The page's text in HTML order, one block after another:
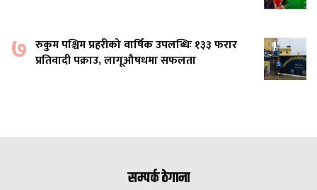
७ रुकुम पश्चिम प्रहरीको वार्षिक उपलब्धिः १३३ फरार
प्रतिवादी पक्राउ, लागूऔषधमा सफलता
सम्पर्क ठेगाना